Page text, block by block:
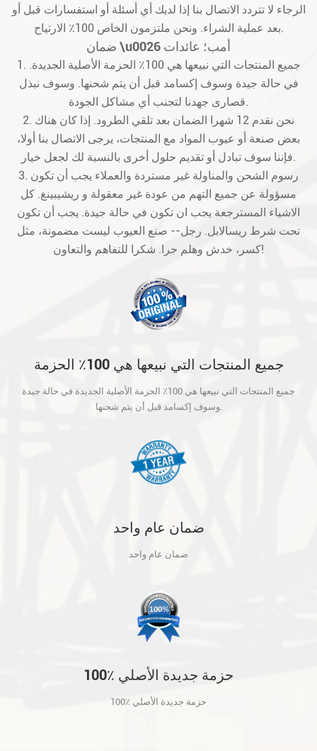
الرجاء لا تتردد الاتصال بنا إذا لديك أي أسئلة أو استفسارات قبل أو
بعد عملية الشراء. ونحن ملتزمون الخاص 100٪ الارتياح.
ضمان \u0026 أمب؛ عائدات
1. جميع المنتجات التي نبيعها هي 100٪ الحزمة الأصلية الجديدة.
في حالة جيدة وسوف إكسامد قبل أن يتم شحنها. وسوف نبذل
قصارى جهدنا لتجنب أي مشاكل الجودة.
2. نحن نقدم 12 شهرا الضمان بعد تلقي الطرود. إذا كان هناك
بعض صنعة أو عيوب المواد مع المنتجات، يرجى الاتصال بنا أولا،
فإننا سوف تبادل أو تقديم حلول أخرى بالنسبة لك لجعل خيار.
3. رسوم الشحن والمناولة غير مستردة والعملاء يجب أن تكون
مسؤولة عن جميع التهم من عودة غير معقولة و ريشيبينغ. كل
الاشياء المسترجعة يجب ان تكون في حالة جيدة. يجب أن تكون
تحت شرط ريسالابل. رجل-- صنع العيوب ليست مضمونة، مثل
كسر، خدش وهلم جرا. شكرا للتفاهم والتعاون!
جميع المنتجات التي نبيعها هي 100٪ الحزمة
الأصلية الجديدة في حالة جيدة وسوف إكسامد
قبل أن يتم شحنها.
جميع المنتجات التي نبيعها هي 100٪ الحزمة الأصلية الجديدة في حالة جيدة
وسوف إكسامد قبل أن يتم شحنها.
ضمان عام واحد
ضمان عام واحد
100٪ حزمة جديدة الأصلي
100٪ حزمة جديدة الأصلي